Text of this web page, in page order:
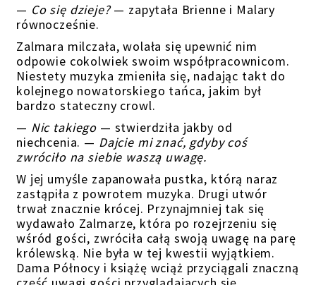
— Co się dzieje?— zapytała Brienne i Malary
równocześnie.
Zalmara milczała, wolała się upewnić nim
odpowie cokolwiek swoim współpracownicom.
Niestety muzyka zmieniła się, nadając takt do
kolejnego nowatorskiego tańca, jakim był
bardzo stateczny crowl.
— Nic takiego — stwierdziła jakby od
niechcenia. — Dajcie mi znać, gdyby coś
zwróciło na siebie waszą uwagę.
W jej umyśle zapanowała pustka, którą naraz
zastąpiła z powrotem muzyka. Drugi utwór
trwał znacznie krócej. Przynajmniej tak się
wydawało Zalmarze, która po rozejrzeniu się
wśród gości, zwróciła całą swoją uwagę na parę
królewską. Nie była w tej kwestii wyjątkiem.
Dama Północy i książę wciąż przyciągali znaczną